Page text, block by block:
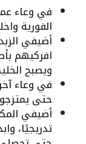
في وعاء
الفورية
أضيفي
افركيهم
ويصبح
في وعاء
حتى
أضيفي
تدريجيًا،